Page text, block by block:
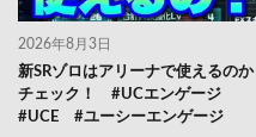
2026年8月3日
新SRゾロはアリーナで使えるのか
チェック！ #UCエンゲージ
#UCE #ユーシーエンゲージ